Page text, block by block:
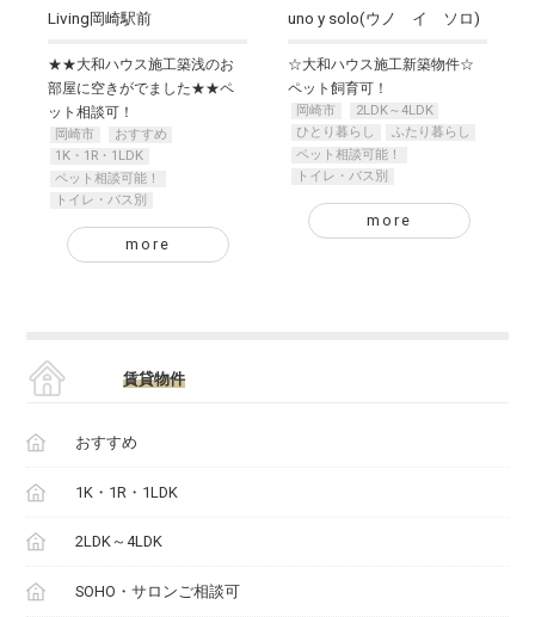
Living岡崎駅前
★★大和ハウス施工築浅のお
部屋に空きがでました★★ペ
ット相談可！
岡崎市
おすすめ
1K・1R・1LDK
ペット相談可能！
トイレ・バス別
more
uno y solo(ウノ イ ソロ)
☆大和ハウス施工新築物件☆
ペット飼育可！
岡崎市
2LDK～4LDK
ひとり暮らし
ふたり暮らし
ペット相談可能！
トイレ・バス別
more
賃貸物件
おすすめ
1K・1R・1LDK
2LDK～4LDK
SOHO・サロンご相談可